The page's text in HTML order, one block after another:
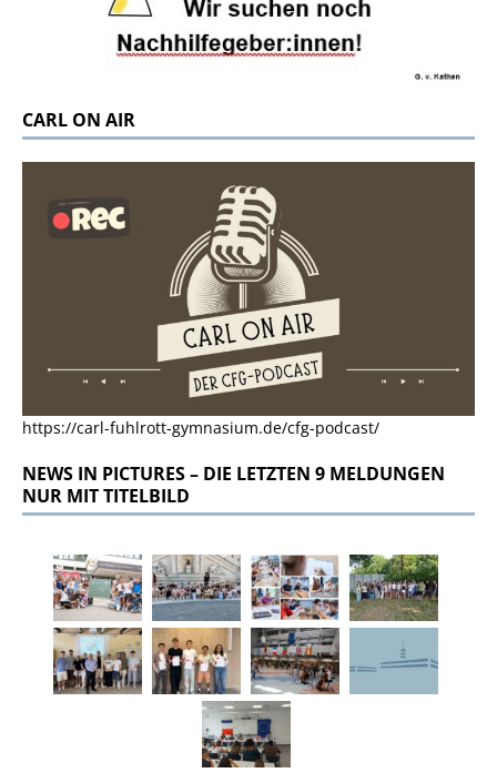
CARL ON AIR
https://carl-fuhlrott-gymnasium.de/cfg-podcast/
NEWS IN PICTURES – DIE LETZTEN 9 MELDUNGEN
NUR MIT TITELBILD